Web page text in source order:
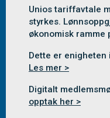
Unios tariffavtale
styrkes.
økonomisk ramme
Dette er
Les mer >
Digitalt
opptak her >